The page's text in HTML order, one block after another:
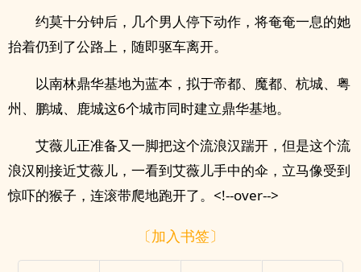
约莫十分钟后，几个男人停下动作，将奄奄一息的她
抬着仍到了公路上，随即驱车离开。
以南林鼎华基地为蓝本，拟于帝都、魔都、杭城、粤
州、鹏城、鹿城这6个城市同时建立鼎华基地。
艾薇儿正准备又一脚把这个流浪汉踹开，但是这个流
浪汉刚接近艾薇儿，一看到艾薇儿手中的伞，立马像受到
惊吓的猴子，连滚带爬地跑开了。<!--over-->
〔加入书签〕